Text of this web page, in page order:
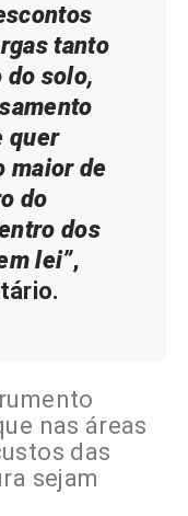
tanto
do solo,
quer
maior de
do
dos
lei”,
nas áreas
das
sejam